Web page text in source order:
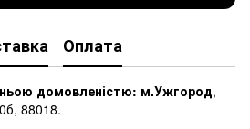
Оплата
домовленістю: м.Ужгород,
88018.